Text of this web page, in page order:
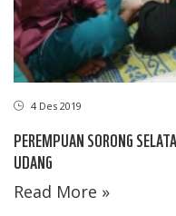
4 Des 2019
PEREMPUAN SORONG
UDANG
Read More »